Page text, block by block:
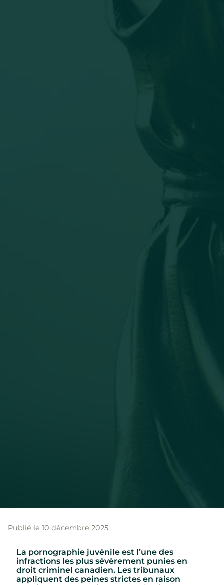
Publié le 10 décembre 2025
La pornographie juvénile est l’une des
infractions les plus sévèrement punies en
droit criminel canadien. Les tribunaux
appliquent des peines strictes en raison